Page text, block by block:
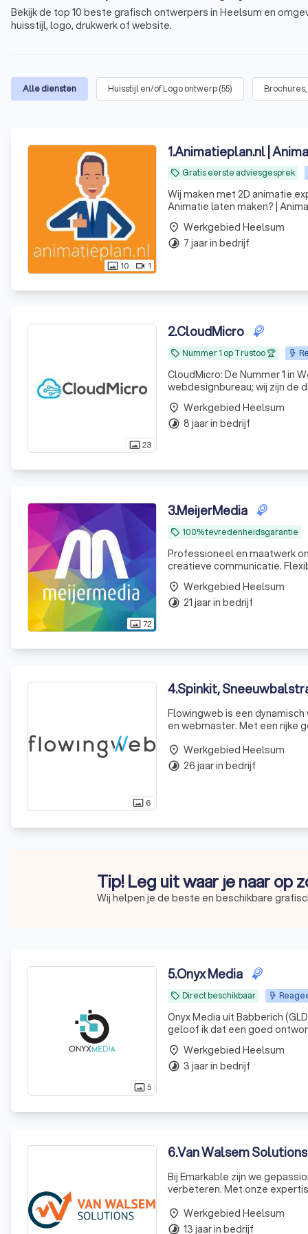
Bekijk de top 10 beste grafisch ontwerpers in Heelsum en
huisstijl, logo, drukwerk of website.
Alle diensten Huisstijl en/of Logo ontwerp(55)
photo_size_select_actual 10 videocam 1
1.Animatieplan.nl |
local_offer Gratis eerste adviesgesprek
Wij maken met 2D animatie
Animatie laten maken? |
place Werkgebied Heelsum
timelapse 7 jaar in bedrijf
photo_size_select_actual23
2.CloudMicro
local_offer Nummer 1 op Trustoo 🏆
CloudMicro: De Nummer 1 in Webdesign & Resultaat
webdesignbureau; wij zijn de
design en een scherp oog
waar ze
place Werkgebied Heelsum
timelapse 8 jaar in bedrijf
photo_size_select_actual72
3.MeijerMedia
local_offer 100% tevredenheidsgarantie
Professioneel en maatwerk
creatieve communicatie.
place Werkgebied Heelsum
timelapse 21 jaar in bedrijf
photo_size_select_actual 6
4.Spinkit,
Flowingweb is een
en webmaster. Met een rijke
Of h
place Werkgebied Heelsum
timelapse 26 jaar in bedrijf
Tip! Leg uit waar je naar op
Wij helpen je de beste en beschikbare
photo_size_select_actual5
5.Onyx Media
local_offer Direct beschikbaar
Onyx Media uit Babberich (GLD)
geloof ik dat een goed
Als one-stop-shop
place Werkgebied Heelsum
timelapse 3 jaar in bedrijf
6.Van Walsem Solutions
Bij Emarkable zijn we
verbeteren. Met onze
evoluer
place Werkgebied Heelsum
timelapse 13 jaar in bedrijf